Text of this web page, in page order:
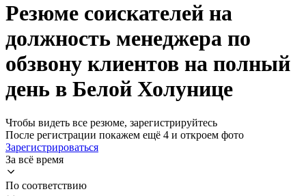
Резюме соискателей на
должность менеджера по
обзвону клиентов на полный
день в Белой Холунице
Чтобы видеть все резюме, зарегистрируйтесь
После регистрации покажем ещё 4 и откроем фото
Зарегистрироваться
За всё время
По соответствию